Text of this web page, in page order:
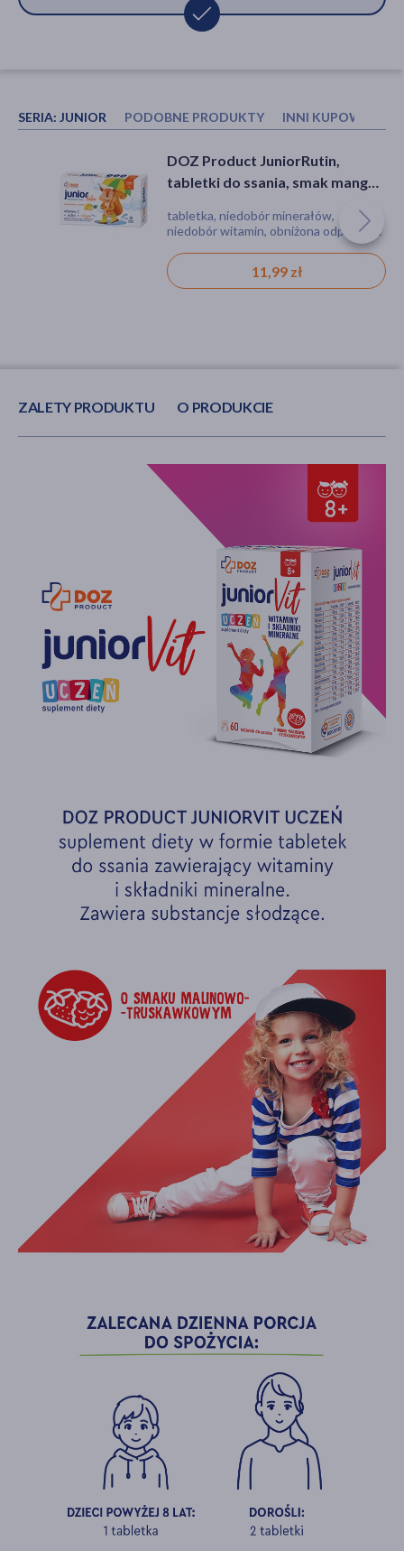
SERIA: JUNIOR PODOBNE PRODUKTY INNI KUPOWALI
DOZ Product JuniorVit, tabletki
do ssania, smak mandarynkowy,
tabletka, niedobór witamin, obniżona
odporność
12,99 zł
DOZ Product JuniorVit, tabletki
do ssania, smak mandarynkowy,
tabletka, niedobór witamin, obniżona
odporność
12,99 zł
DOZ Product JuniorRutin,
tabletki do ssania, smak mango i
tabletka, niedobór minerałów,
niedobór witamin, obniżona odporność
11,99 zł
ZALETY PRODUKTU O PRODUKCIE